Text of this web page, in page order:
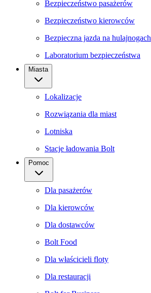
Bezpieczeństwo pasażerów
Bezpieczeństwo kierowców
Bezpieczna jazda na hulajnogach
Laboratorium bezpieczeństwa
Miasta
Lokalizacje
Rozwiązania dla miast
Lotniska
Stacje ładowania Bolt
Pomoc
Dla pasażerów
Dla kierowców
Dla dostawców
Bolt Food
Dla właścicieli floty
Dla restauracji